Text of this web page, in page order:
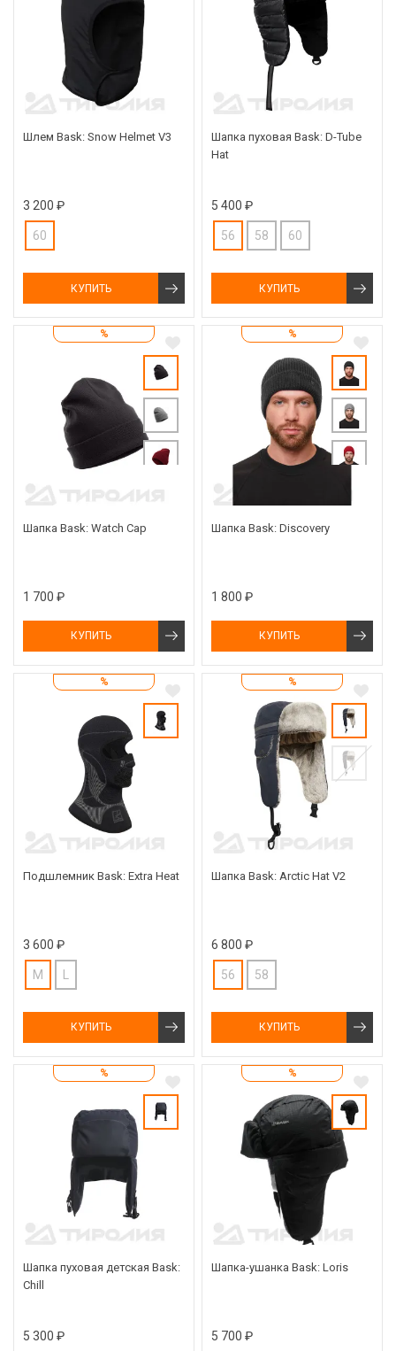
Шлем Bask: Snow Helmet V3
3 200 ₽
60
КУПИТЬ
Шапка пуховая Bask: D-Tube
Hat
5 400 ₽
56 58 60
КУПИТЬ
%
Шапка Bask: Watch Cap
1 700 ₽
КУПИТЬ
%
Шапка Bask: Discovery
1 800 ₽
КУПИТЬ
%
Подшлемник Bask: Extra Heat
3 600 ₽
M
КУПИТЬ
%
Шапка Bask: Arctic Hat V2
6 800 ₽
56 58
КУПИТЬ
%
Шапка пуховая детская Bask:
Chill
5 300 ₽
%
Шапка-ушанка Bask: Loris
5 700 ₽